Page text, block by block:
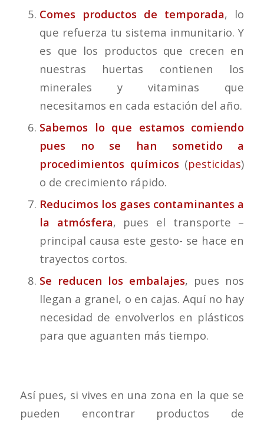
Comes productos de temporada, lo
que refuerza tu sistema inmunitario. Y
es que los productos que crecen en
nuestras huertas contienen los
minerales y vitaminas que
necesitamos en cada estación del año.
Sabemos lo que estamos comiendo
pues no se han sometido a
procedimientos químicos(pesticidas)
o de crecimiento rápido.
Reducimos los gases contaminantes a
la atmósfera, pues el transporte –
principal causa este gesto- se hace en
trayectos cortos.
Se reducen los embalajes, pues nos
llegan a granel, o en cajas. Aquí no hay
necesidad de envolverlos en plásticos
para que aguanten más tiempo.
Así pues, si vives en una zona en la que se
pueden encontrar productos de